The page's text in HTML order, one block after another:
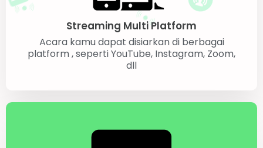
Streaming Multi Platform
Acara kamu dapat disiarkan di berbagai
platform , seperti YouTube, Instagram, Zoom,
dll